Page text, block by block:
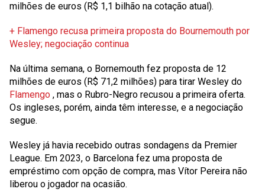
milhões de euros (R$ 1,1 bilhão na cotação atual).
+ Flamengo recusa primeira proposta do Bournemouth por
Wesley; negociação continua
Na última semana, o Bornemouth fez proposta de 12
milhões de euros (R$ 71,2 milhões) para tirar Wesley do
Flamengo , mas o Rubro-Negro recusou a primeira oferta.
Os ingleses, porém, ainda têm interesse, e a negociação
segue.
Wesley já havia recebido outras sondagens da Premier
League. Em 2023, o Barcelona fez uma proposta de
empréstimo com opção de compra, mas Vítor Pereira não
liberou o jogador na ocasião.